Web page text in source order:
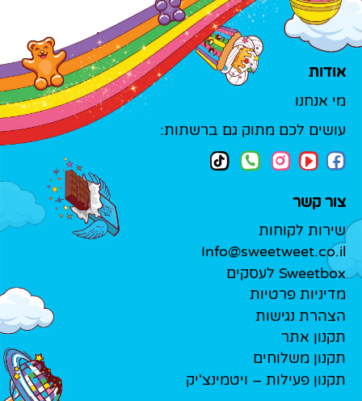
אודות
מי אנחנו
עושים לכם מתוק גם ברשתות:
צור קשר
שירות לקוחות
Info@sweetweet.co.il
Sweetbox לעסקים
מדיניות פרטיות
הצהרת נגישות
תקנון אתר
תקנון משלוחים
תקנון פעילות – ויטמינצ'יק